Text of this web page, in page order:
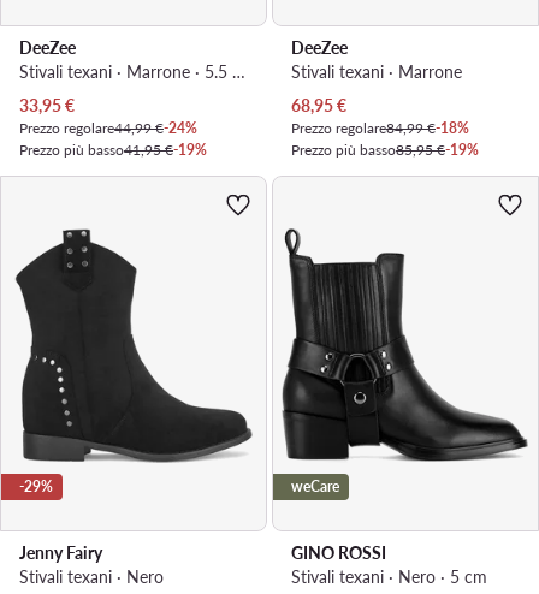
DeeZee
Stivali texani · Marrone · 5.5 cm
Prezzo attuale
33,95€
Prezzo regolare44,99 €-24%
Prezzo più basso41,95 €-19%
DeeZee
Stivali texani · Marrone
Prezzo attuale
68,95€
Prezzo regolare84,99 €-18%
Prezzo più basso85,95 €-19%
-29%
Jenny Fairy
Stivali texani · Nero
weCare
GINO ROSSI
Stivali texani · Nero · 5 cm